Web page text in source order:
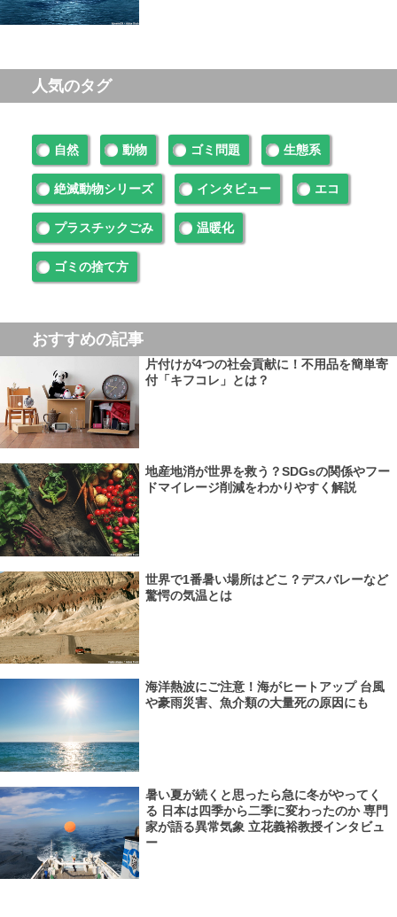
人気のタグ
自然 動物 ゴミ問題 生態系
絶滅動物シリーズ インタビュー エコ
プラスチックごみ 温暖化
ゴミの捨て方
おすすめの記事
片付けが4つの社会貢献に！不用品を簡単寄
付「キフコレ」とは？
地産地消が世界を救う？SDGsの関係やフー
ドマイレージ削減をわかりやすく解説
世界で1番暑い場所はどこ？デスバレーなど
驚愕の気温とは
海洋熱波にご注意！海がヒートアップ 台風
や豪雨災害、魚介類の大量死の原因にも
暑い夏が続くと思ったら急に冬がやってく
る 日本は四季から二季に変わったのか 専門
家が語る異常気象 立花義裕教授インタビュ
ー